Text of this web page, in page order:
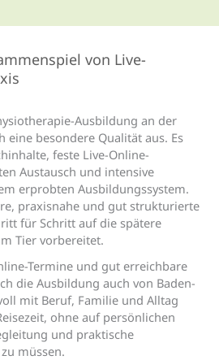
von Live-
Ausbildung an der
eine besondere Qualität aus. Es
feste Live-Online-
Austausch und intensive
erprobten Ausbildungssystem.
praxisnahe und gut strukturierte
für Schritt auf die spätere
Tier vorbereitet.
Termine und gut erreichbare
die Ausbildung auch von Baden-
mit Beruf, Familie und Alltag
ohne auf persönlichen
und praktische
müssen.